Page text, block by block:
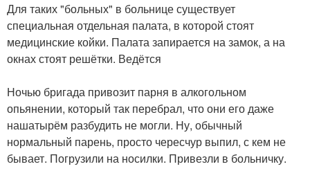
Для таких "больных" в больнице существует
специальная отдельная палата, в которой стоят
медицинские койки. Палата запирается на замок, а на
окнах стоят решётки. Ведётся
Ночью бригада привозит парня в алкогольном
опьянении, который так перебрал, что они его даже
нашатырём разбудить не могли. Ну, обычный
нормальный парень, просто чересчур выпил, с кем не
бывает. Погрузили на носилки. Привезли в больничку.